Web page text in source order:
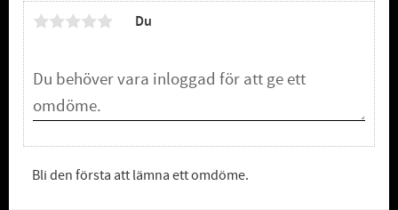
Du
Bli den första att lämna ett omdöme.